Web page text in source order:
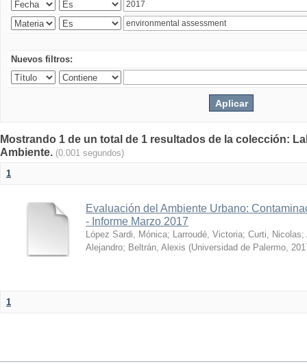
Nuevos filtros:
Mostrando 1 de un total de 1 resultados de la colección:
Ambiente. (0.001 segundos)
1
Evaluación del Ambiente Urbano:
- Informe Marzo 2017
López Sardi, Mónica; Larroudé, Victoria; Curti, Nicolas;
Alejandro; Beltrán, Alexis (Universidad de Palermo,
1